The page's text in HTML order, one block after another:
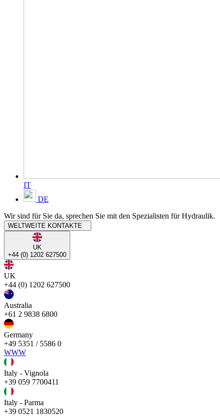
IT
DE
Wir sind für Sie da, sprechen Sie mit den Spezialisten für Hydraulik.
WELTWEITE KONTAKTE
UK
+44 (0) 1202 627500
UK
+44 (0) 1202 627500
Australia
+61 2 9838 6800
Germany
+49 5351 / 5586 0
WWW
Italy - Vignola
+39 059 7700411
Italy - Parma
+39 0521 1830520